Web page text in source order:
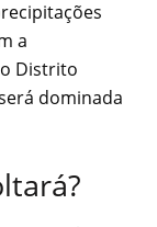
a
Distrito
dominada